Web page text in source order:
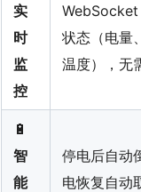
实
时
监
控
WebSocket
状态（电量
温度），无
🔋
智
能
停电后自动
电恢复自动